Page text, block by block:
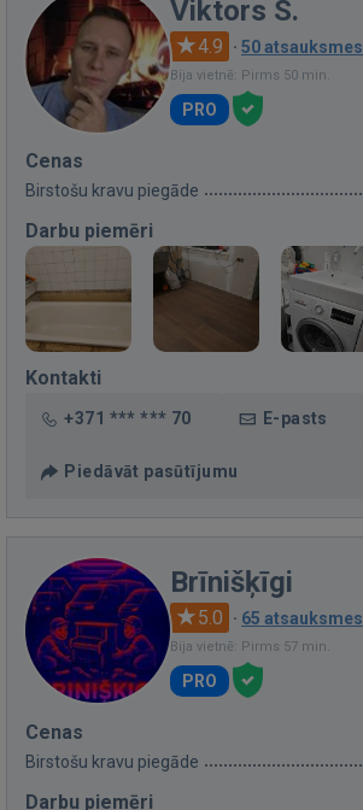
Viktors S.
4.9 · 50 atsauksmes
Bija vietnē: Pirms 50 min.
PRO
Cenas
Birstošu kravu piegāde
Darbu piemēri
Kontakti
+371 *** *** 70 E-pasts
Piedāvāt pasūtījumu
Brīnišķīgi
5.0 · 65 atsauksmes
Bija vietnē: Pirms 57 min.
PRO
Cenas
Birstošu kravu piegāde
Darbu piemēri